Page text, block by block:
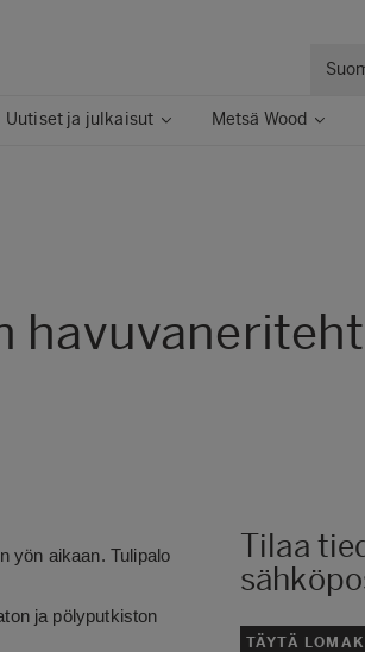
Uutiset ja julkaisut Metsä Wood
yön aikaan. Tulipalo
ja pölyputkiston
Tilaa
TÄYTÄ